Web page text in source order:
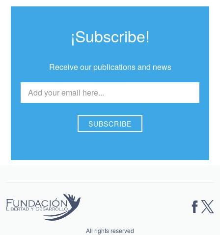
¡Subscribe!
Receive our publications and news
All rights reserved